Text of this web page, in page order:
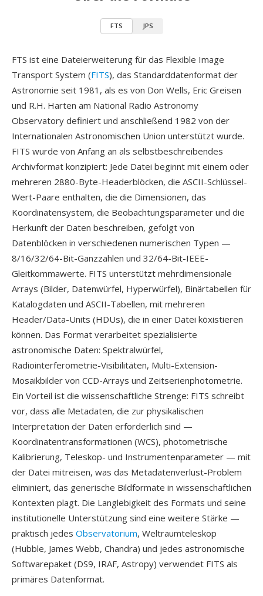
FTS JPS
FTS ist eine Dateierweiterung für das Flexible Image
Transport System (FITS), das Standarddatenformat der
Astronomie seit 1981, als es von Don Wells, Eric Greisen
und R.H. Harten am National Radio Astronomy
Observatory definiert und anschließend 1982 von der
Internationalen Astronomischen Union unterstützt wurde.
FITS wurde von Anfang an als selbstbeschreibendes
Archivformat konzipiert: Jede Datei beginnt mit einem oder
mehreren 2880-Byte-Headerblöcken, die ASCII-Schlüssel-
Wert-Paare enthalten, die die Dimensionen, das
Koordinatensystem, die Beobachtungsparameter und die
Herkunft der Daten beschreiben, gefolgt von
Datenblöcken in verschiedenen numerischen Typen —
8/16/32/64-Bit-Ganzzahlen und 32/64-Bit-IEEE-
Gleitkommawerte. FITS unterstützt mehrdimensionale
Arrays (Bilder, Datenwürfel, Hyperwürfel), Binärtabellen für
Katalogdaten und ASCII-Tabellen, mit mehreren
Header/Data-Units (HDUs), die in einer Datei köxistieren
können. Das Format verarbeitet spezialisierte
astronomische Daten: Spektralwürfel,
Radiointerferometrie-Visibilitäten, Multi-Extension-
Mosaikbilder von CCD-Arrays und Zeitserienphotometrie.
Ein Vorteil ist die wissenschaftliche Strenge: FITS schreibt
vor, dass alle Metadaten, die zur physikalischen
Interpretation der Daten erforderlich sind —
Koordinatentransformationen (WCS), photometrische
Kalibrierung, Teleskop- und Instrumentenparameter — mit
der Datei mitreisen, was das Metadatenverlust-Problem
eliminiert, das generische Bildformate in wissenschaftlichen
Kontexten plagt. Die Langlebigkeit des Formats und seine
institutionelle Unterstützung sind eine weitere Stärke —
praktisch jedes Observatorium, Weltraumteleskop
(Hubble, James Webb, Chandra) und jedes astronomische
Softwarepaket (DS9, IRAF, Astropy) verwendet FITS als
primäres Datenformat.